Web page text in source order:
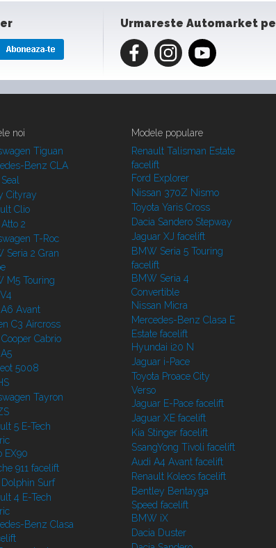
Urmareste Automarket pe
noi
Tiguan
Benz CLA
Cityray
Clio
2
T-Roc
Seria 2 Gran
M5 Touring
Avant
C3 Aircross
Cabrio
5008
Tayron
5 E-Tech
EX90
911 facelift
Dolphin Surf
4 E-Tech
Benz Clasa
Modele populare
Renault Talisman Estate
facelift
Ford Explorer
Nissan 370Z Nismo
Toyota Yaris Cross
Dacia Sandero Stepway
Jaguar XJ facelift
BMW Seria 5 Touring
facelift
BMW Seria 4
Convertible
Nissan Micra
Mercedes-Benz Clasa E
Estate facelift
Hyundai i20 N
Jaguar i-Pace
Toyota Proace City
Verso
Jaguar E-Pace facelift
Jaguar XE facelift
Kia Stinger facelift
SsangYong Tivoli facelift
Audi A4 Avant facelift
Renault Koleos facelift
Bentley Bentayga
Speed facelift
BMW iX
Dacia Duster